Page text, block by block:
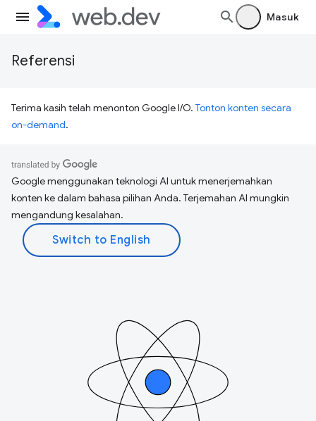
Masuk
Referensi
Terima kasih telah menonton Google I/O. Tonton konten secara
on-demand.
Google menggunakan teknologi AI untuk menerjemahkan
konten ke dalam bahasa pilihan Anda. Terjemahan AI mungkin
mengandung kesalahan.